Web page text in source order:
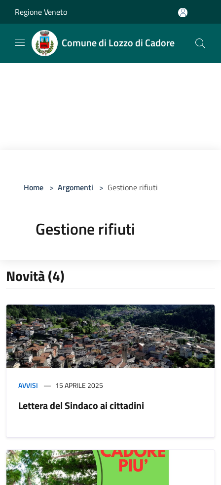
Regione Veneto
Comune di Lozzo di Cadore
Home > Argomenti > Gestione rifiuti
Gestione rifiuti
Novità (4)
AVVISI 15 APRILE 2025
Lettera del Sindaco ai cittadini